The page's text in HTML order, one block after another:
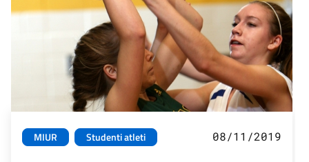
MIUR Studenti atleti 08/11/2019